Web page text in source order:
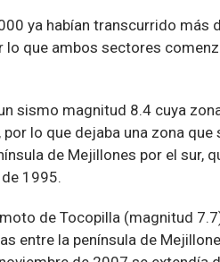
ya habían transcurrido más
que ambos sectores
sismo magnitud 8.4 cuya
lo que dejaba una zona
de Mejillones por el sur,
1995.
de Tocopilla (magnitud
entre la península de